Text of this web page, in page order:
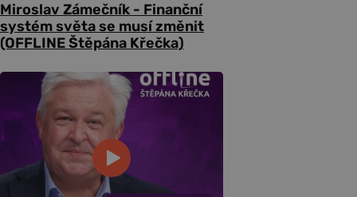
Miroslav Zámečník - Finanční
systém světa se musí změnit
(OFFLINE Štěpána Křečka)